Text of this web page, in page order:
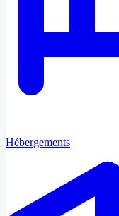
Hébergements